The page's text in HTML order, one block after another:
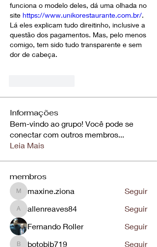
funciona o modelo deles, dá uma olhada no
site https://www.unikorestaurante.com.br/.
Lá eles explicam tudo direitinho, inclusive a
questão dos pagamentos. Mas, pelo menos
comigo, tem sido tudo transparente e sem
dor de cabeça.
Informações
Bem-vindo ao grupo! Você pode se
conectar com outros membros...
Leia Mais
membros
maxine.ziona
maxine.ziona Seguir
allenreaves84
allenreaves84
Seguir
Fernando Roller
Seguir
botobib719
Seguir